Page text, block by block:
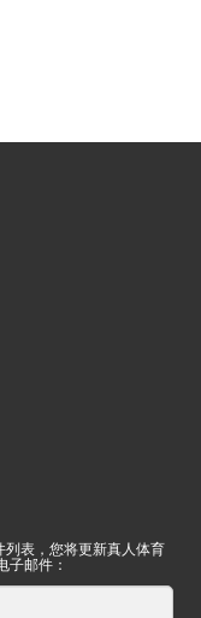
列表，您将更新真人体育
子邮件：